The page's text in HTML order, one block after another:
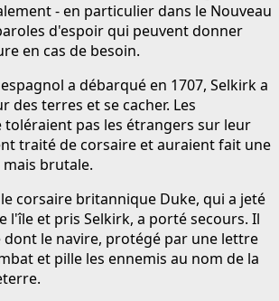
- en particulier dans le Nouveau
d'espoir qui peuvent donner
en cas de besoin.
a débarqué en 1707, Selkirk a
des terres et se cacher. Les
toléraient pas les étrangers sur leur
traité de corsaire et auraient fait une
brutale.
corsaire britannique Duke, qui a jeté
l'île et pris Selkirk, a porté secours. Il
le navire, protégé par une lettre
et pille les ennemis au nom de la